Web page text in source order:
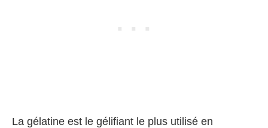
La gélatine est le gélifiant le plus utilisé en